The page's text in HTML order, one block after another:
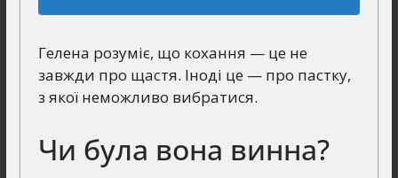
Гелена розуміє, що кохання — це не
завжди про щастя. Іноді це — про пастку,
з якої неможливо вибратися.
Чи була вона винна?